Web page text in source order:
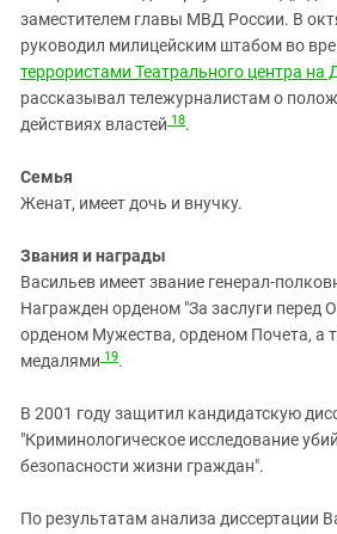
заместителем главы МВД России. В
руководил милицейским штабом во
террористами Театрального центра на
рассказывал тележурналистам о
действиях властей 18.
Семья
Женат, имеет дочь и внучку.
Звания и награды
Васильев имеет звание генерал-
Награжден орденом "За заслуги перед
орденом Мужества, орденом Почета, а
медалями 19.
В 2001 году защитил кандидатскую
"Криминологическое исследование
безопасности жизни граждан".
По результатам анализа диссертации